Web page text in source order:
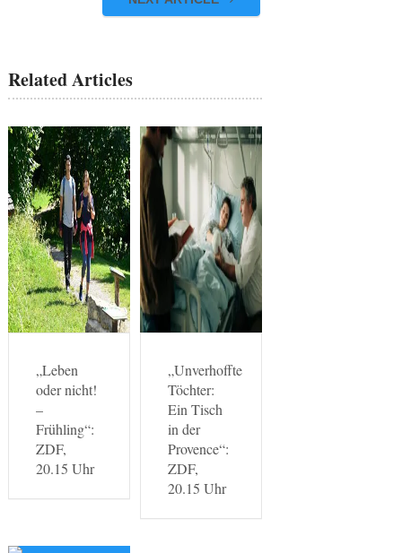
Related Articles
„Leben
oder nicht!
–
Frühling“:
ZDF,
20.15 Uhr
„Unverhoffte
Töchter:
Ein Tisch
in der
Provence“:
ZDF,
20.15 Uhr